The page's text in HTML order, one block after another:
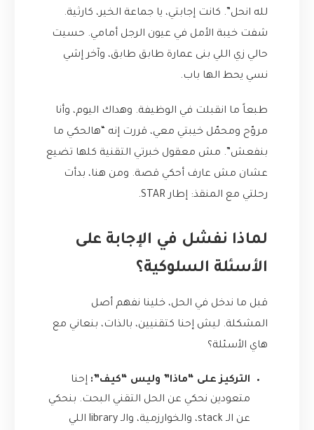
لله انحل”. كانت إجابتي، يا جماعة الخير، كارثية.
شفت خيبة الأمل في عيون الرجل أمامي. حسيت
حالي زي اللي بنى عمارة طابق طابق، وآخر إشي
نسي يحط الها باب.
طبعاً ما انقبلت في الوظيفة. وهداك اليوم، وأنا
مروّح ومحمّل خيبتي معي، قررت إنه “هالحكي ما
بنفعش”. مش معقول خبرتي التقنية كلها تضيع
عشان مش عارف أحكي قصة. ومن هنا، بدأت
رحلتي مع المنقذ: إطار STAR.
لماذا نفشل في الإجابة على
الأسئلة السلوكية؟
قبل ما ندخل في الحل، خلينا نفهم أصل
المشكلة. ليش إحنا كتقنيين، بالذات، بنعاني مع
هاي الأسئلة؟
التركيز على “ماذا” وليس “كيف”: إحنا
متعودين نحكي عن الحل التقني البحت. بنحكي
عن الـ stack، والخوارزمية، والـ library اللي